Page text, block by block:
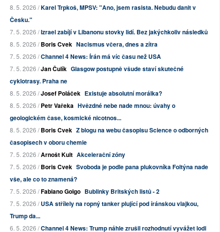
8. 5. 2026 /Karel Trpkoš, MPSV: "Ano, jsem rasista. Nebudu danit v
Česku."
7. 5. 2026 /Izrael zabíjí v Libanonu stovky lidí. Bez jakýchkoliv následků
8. 5. 2026 /Boris Cvek Nacismus včera, dnes a zítra
7. 5. 2026 /Channel 4 News: Írán má víc času než USA
7. 5. 2026 /Jan Čulík Glasgow postupně všude staví skutečné
cyklotrasy. Praha ne
8. 5. 2026 /Josef Poláček Existuje absolutní morálka?
8. 5. 2026 /Petr Vařeka Hvězdné nebe nade mnou: úvahy o
geologickém čase, kosmické nicotnos...
8. 5. 2026 /Boris Cvek Z blogu na webu časopisu Science o odborných
časopisech v oboru chemie
7. 5. 2026 /Arnošt Kult Akcelerační zóny
7. 5. 2026 /Boris Cvek Svoboda je podle pana plukovníka Foltýna nade
vše, ale co to znamená?
7. 5. 2026 /Fabiano Golgo Bublinky Britských listů - 2
7. 5. 2026 /USA střílely na ropný tanker plující pod íránskou vlajkou,
Trump da...
6. 5. 2026 /Channel 4 News: Trump náhle zrušil rozhodnutí vyvážet lodi